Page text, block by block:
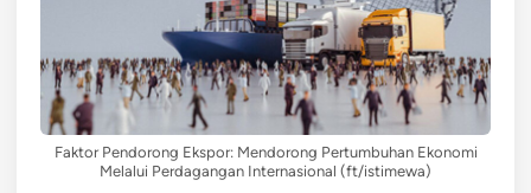
Faktor Pendorong Ekspor: Mendorong Pertumbuhan Ekonomi
Melalui Perdagangan Internasional (ft/istimewa)